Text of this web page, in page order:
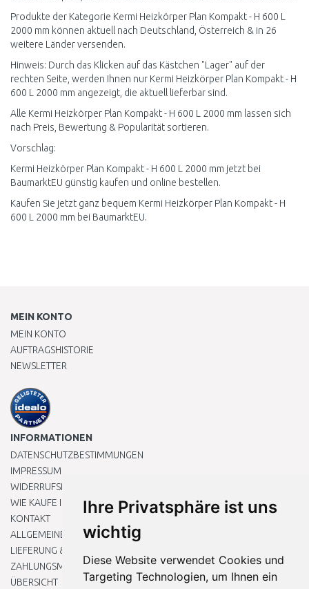
Ihre Privatsphäre ist uns
wichtig
Diese Website verwendet Cookies und
Targeting Technologien, um Ihnen ein
Produkte der Kategorie Kermi Heizkörper Plan Kompakt - H 600 L
2000 mm können aktuell nach Deutschland, Österreich & in 26
weitere Länder versenden.
Hinweis: Durch das Klicken auf das Kästchen "Lager" auf der
rechten Seite, werden Ihnen nur Kermi Heizkörper Plan Kompakt - H
600 L 2000 mm angezeigt, die aktuell lieferbar sind.
Alle Kermi Heizkörper Plan Kompakt - H 600 L 2000 mm lassen sich
nach Preis, Bewertung & Popularität sortieren.
Vorschlag:
Kermi Heizkörper Plan Kompakt - H 600 L 2000 mm jetzt bei
BaumarktEU günstig kaufen und online bestellen.
Kaufen Sie jetzt ganz bequem Kermi Heizkörper Plan Kompakt - H
600 L 2000 mm bei BaumarktEU.
MEIN KONTO
MEIN KONTO
AUFTRAGSHISTORIE
NEWSLETTER
INFORMATIONEN
DATENSCHUTZBESTIMMUNGEN
IMPRESSUM
WIDERRUFSRECHT
WIE KAUFE ICH EIN?
KONTAKT
ALLGEMEINEN GESCHÄFTSBEDINGUNGEN
LIEFERUNG & ZAHLUNG
ZAHLUNGSMETHODEN
ÜBERSICHT